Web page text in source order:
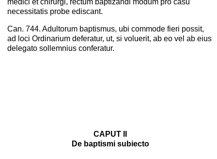
necessitatis probe ediscant.
Can. 744. Adultorum baptismus, ubi commode fieri possit,
ad loci Ordinarium deferatur, ut, si voluerit, ab eo vel ab eius
delegato sollemnius conferatur.
CAPUT II
De baptismi subiecto